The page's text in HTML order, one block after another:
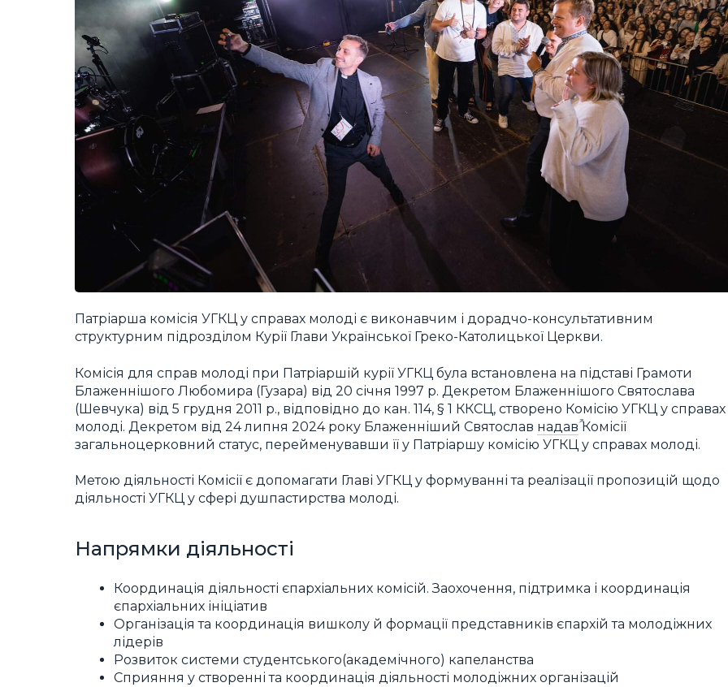
Патріарша комісія УГКЦ у справах молоді є виконавчим і дорадчо-консультативним
структурним підрозділом Курії Глави Української Греко-Католицької Церкви.
Комісія для справ молоді при Патріаршій курії УГКЦ була встановлена на підставі Грамоти
Блаженнішого Любомира (Гузара) від 20 січня 1997 р. Декретом Блаженнішого Святослава
(Шевчука) від 5 грудня 2011 р., відповідно до кан. 114, § 1 ККСЦ, створено Комісію УГКЦ у справах
молоді. Декретом від 24 липня 2024 року Блаженніший Святослав надавКомісії
загальноцерковний статус, перейменувавши її у Патріаршу комісію УГКЦ у справах молоді.
Метою діяльності Комісії є допомагати Главі УГКЦ у формуванні та реалізації пропозицій щодо
діяльності УГКЦ у сфері душпастирства молоді.
Напрямки діяльності
Координація діяльності єпархіальних комісій. Заохочення, підтримка і координація
єпархіальних ініціатив
Організація та координація вишколу й формації представників єпархій та молодіжних
лідерів
Розвиток системи студентського(академічного) капеланства
Сприяння у створенні та координація діяльності молодіжних організацій